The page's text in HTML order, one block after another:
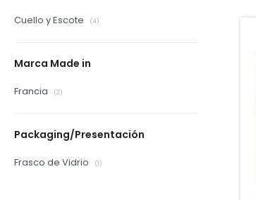
Cuello y Escote (4)
Marca Made in
Francia (2)
Packaging/Presentación
Frasco de Vidrio (1)